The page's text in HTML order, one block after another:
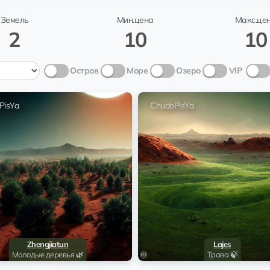
Торен
Земель
2
Мин.цена
10 10
Остров Море Озеро VIP
Zhengjiatun
Молодые деревья 🌿
Lajes
Трава 🍃
ChudoPisYa